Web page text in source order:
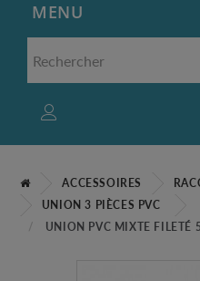
MENU
ACCESSOIRES
UNION 3 PIÈCES PVC
UNION PVC MIXTE FILETÉ